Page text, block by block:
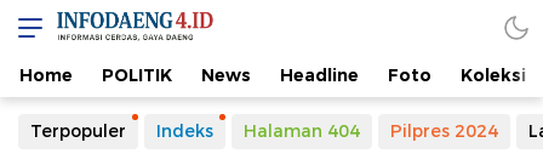
Home POLITIK News Headline Foto Koleksi
Terpopuler Indeks Halaman 404 Pilpres 2024